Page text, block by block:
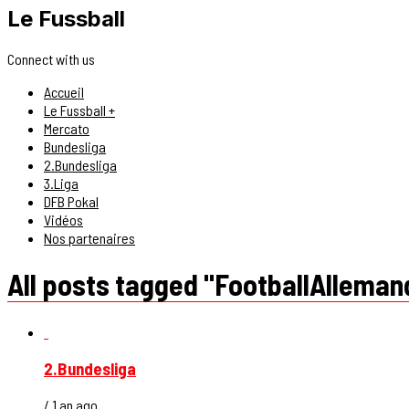
Le Fussball
Connect with us
Accueil
Le Fussball +
Mercato
Bundesliga
2.Bundesliga
3.Liga
DFB Pokal
Vidéos
Nos partenaires
All posts tagged
2.Bundesliga
/ 1 an ago